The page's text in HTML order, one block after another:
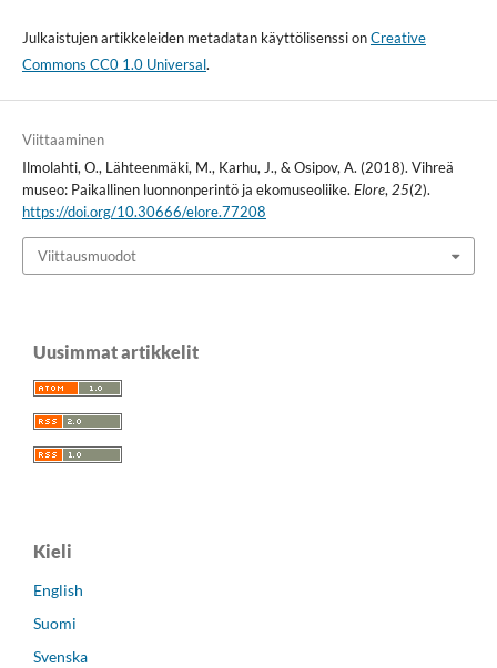
Julkaistujen artikkeleiden metadatan käyttölisenssi onCreative
Commons CC0 1.0 Universal.
Viittaaminen
Ilmolahti, O., Lähteenmäki, M., Karhu, J., & Osipov, A. (2018). Vihreä
museo: Paikallinen luonnonperintö ja ekomuseoliike. Elore, 25(2).
https://doi.org/10.30666/elore.77208
Viittausmuodot
Uusimmat artikkelit
Kieli
English
Suomi
Svenska